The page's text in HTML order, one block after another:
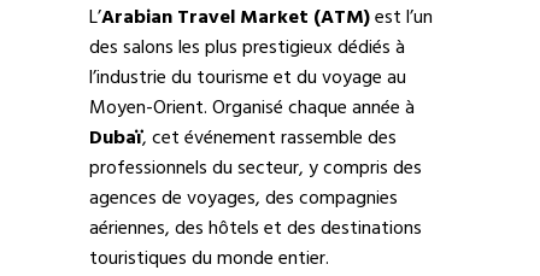
L’Arabian Travel Market (ATM)est l’un
des salons les plus prestigieux dédiés à
l’industrie du tourisme et du voyage au
Moyen-Orient. Organisé chaque année à
Dubaï, cet événement rassemble des
professionnels du secteur, y compris des
agences de voyages, des compagnies
aériennes, des hôtels et des destinations
touristiques du monde entier.